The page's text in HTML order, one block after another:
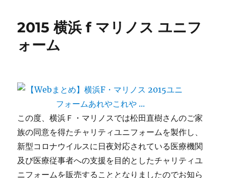
2015 横浜 f マリノス ユニフ
ォーム
この度、横浜Ｆ・マリノスでは松田直樹さんのご家
族の同意を得たチャリティユニフォームを製作し、
新型コロナウイルスに日夜対応されている医療機関
及び医療従事者への支援を目的としたチャリティユ
ニフォームを販売することとなりましたのでお知ら